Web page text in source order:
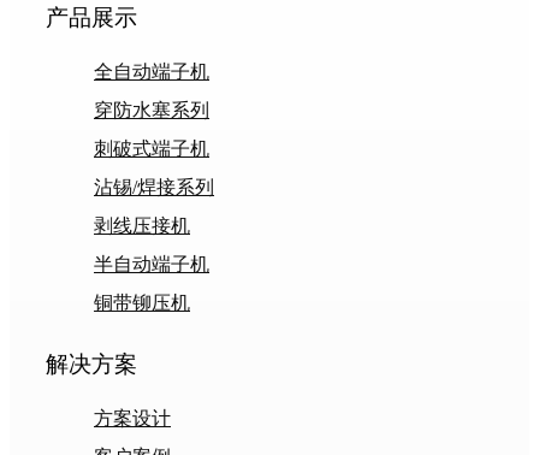
产品展示
全自动端子机
穿防水塞系列
刺破式端子机
沾锡/焊接系列
剥线压接机
半自动端子机
铜带铆压机
解决方案
方案设计